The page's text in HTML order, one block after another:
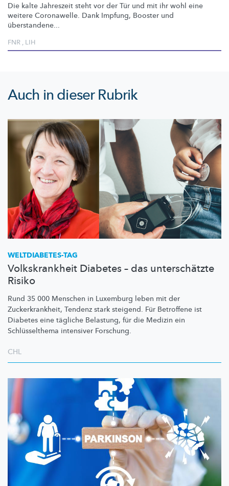
Die kalte Jahreszeit steht vor der Tür und mit ihr wohl eine
weitere Coronawelle. Dank Impfung, Booster und
überstandene...
FNR , LIH
Auch in dieser Rubrik
WELTDIABETES-TAG
Volkskrankheit Diabetes – das unterschätzte
Risiko
Rund 35 000 Menschen in Luxemburg leben mit der
Zuckerkrankheit, Tendenz stark steigend. Für Betroffene ist
Diabetes eine tägliche Belastung, für die Medizin ein
Schlüsselthema intensiver Forschung.
CHL